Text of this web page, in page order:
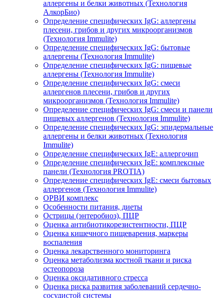
аллергены и белки животных (Технология
АлкорБио)
Определение специфических IgG: аллергены
плесени, грибов и других микроорганизмов
(Технология Immulite)
Определение специфических IgG: бытовые
аллергены (Технология Immulite)
Определение специфических IgG: пищевые
аллергены (Технология Immulite)
Определение специфических IgG: смеси
аллергенов плесени, грибов и других
микроорганизмов (Технология Immulite)
Определение специфических IgG: смеси и панели
пищевых аллергенов (Технология Immulite)
Определение специфических IgG: эпидермальные
аллергены и белки животных (Технология
Immulite)
Определение специфических IgЕ: аллергочип
Определение специфических IgЕ: комплексные
панели (Технология PROTIA)
Определение специфических IgЕ: смеси бытовых
аллергенов (Технология Immulite)
ОРВИ комплекс
Особенности питания, диеты
Острицы (энтеробиоз), ПЦР
Оценка антибиотикорезистентности, ПЦР
Оценка кишечного пищеварения, маркеры
воспаления
Оценка лекарственного мониторинга
Оценка метаболизма костной ткани и риска
остеопороза
Оценка оксидативного стресса
Оценка риска развития заболеваний сердечно-
сосудистой системы